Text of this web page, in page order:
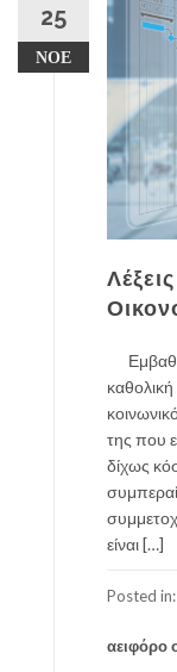
25
ΝΟΈ
της που
δίχως
είναι […]
Posted in:
αειφόρο